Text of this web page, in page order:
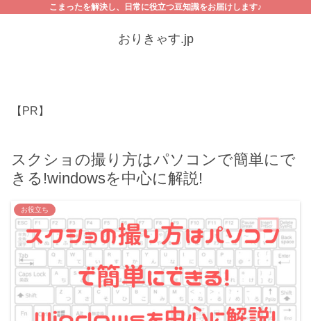
こまったを解決し、日常に役立つ豆知識をお届けします♪
おりきゃす.jp
【PR】
スクショの撮り方はパソコンで簡単にで
きる!windowsを中心に解説!
お役立ち